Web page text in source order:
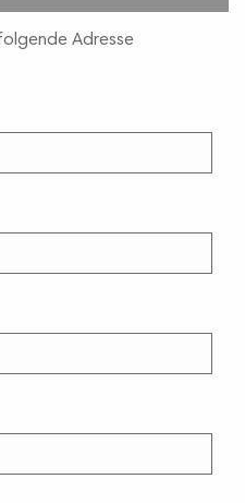
Adresse